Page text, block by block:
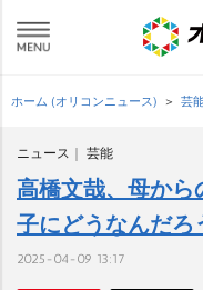
ホーム (オリコンニュース) 芸
ニュース 芸能
高橋文哉、母か
子にどうなんだろ
2025-04-09 13:17